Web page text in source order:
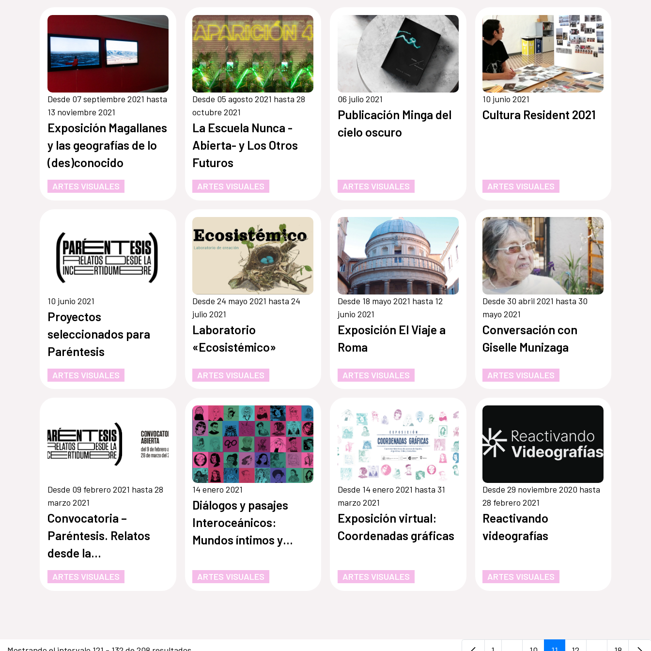
Desde 07 septiembre 2021 hasta
13 noviembre 2021
Exposición Magallanes
y las geografías de lo
(des)conocido
ARTES VISUALES
Desde 05 agosto 2021 hasta 28
octubre 2021
La Escuela Nunca -
Abierta- y Los Otros
Futuros
ARTES VISUALES
06 julio 2021
Publicación Minga del
cielo oscuro
ARTES VISUALES
10 junio 2021
Cultura Resident 2021
ARTES VISUALES
10 junio 2021
Proyectos
seleccionados para
Paréntesis
ARTES VISUALES
Desde 24 mayo 2021 hasta 24
julio 2021
Laboratorio
«Ecosistémico»
ARTES VISUALES
Desde 18 mayo 2021 hasta 12
junio 2021
Exposición El Viaje a
Roma
ARTES VISUALES
Desde 30 abril 2021 hasta 30
mayo 2021
Conversación con
Giselle Munizaga
ARTES VISUALES
Desde 09 febrero 2021 hasta 28
marzo 2021
Convocatoria –
Paréntesis. Relatos
desde la
incertidumbre
ARTES VISUALES
14 enero 2021
Diálogos y pasajes
Interoceánicos:
Mundos íntimos y
en historietas de
ARTES VISUALES
Desde 14 enero 2021 hasta 31
marzo 2021
Exposición virtual:
Coordenadas gráficas
ARTES VISUALES
Desde 29 noviembre 2020 hasta
28 febrero 2021
Reactivando
videografías
ARTES VISUALES